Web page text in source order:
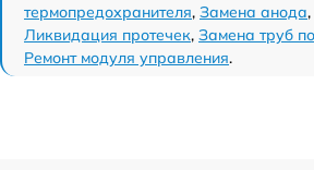
термопредохранителя, Замена анода,
Ликвидация протечек, Замена труб
Ремонт модуля управления.